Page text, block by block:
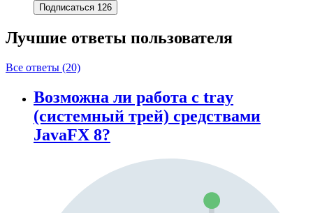
Подписаться 126
Лучшие ответы пользователя
Все ответы (20)
Возможна ли работа с tray
(системный трей) средствами
JavaFX 8?